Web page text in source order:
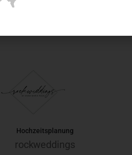
Hochzeitsplanung
rockweddings